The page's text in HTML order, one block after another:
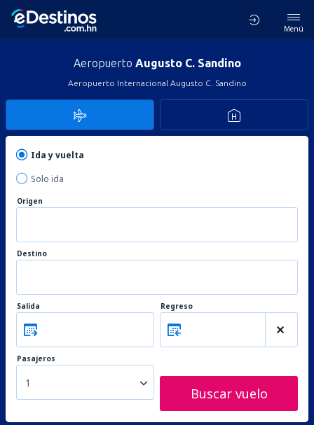
Menú
Aeropuerto Augusto C. Sandino
Aeropuerto Internacional Augusto C. Sandino
Ida y vuelta
Solo ida
Origen
Destino
Salida Regreso
Pasajeros
1
Buscar vuelo